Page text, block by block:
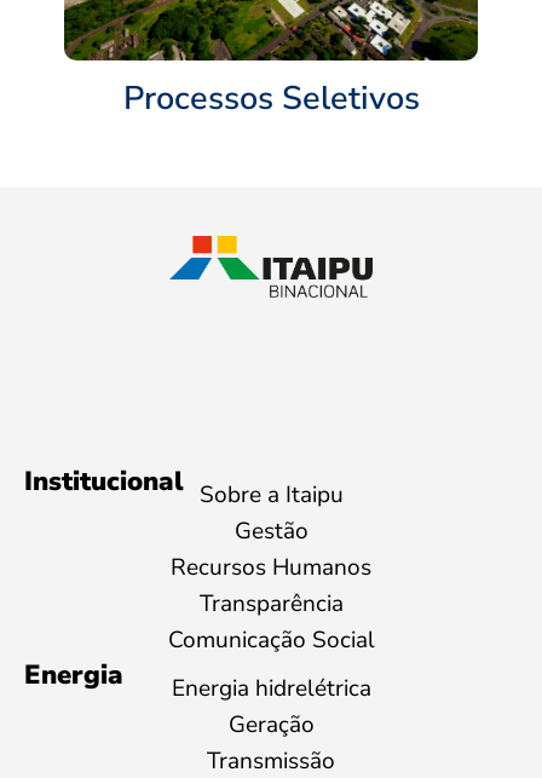
Processos Seletivos
Institucional Sobre a Itaipu
Gestão
Recursos Humanos
Transparência
Comunicação Social
Energia
Energia hidrelétrica
Geração
Transmissão